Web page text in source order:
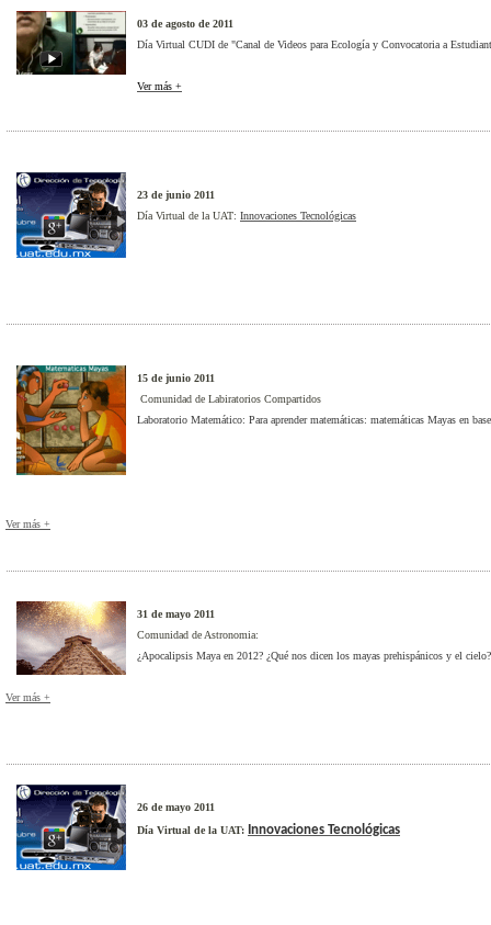
03 de agosto de 2011
Día Virtual CUDI de "Canal de Videos para Ecología y Convocatoria a
Ver más +
23 de junio 2011
Día Virtual de la UAT: Innovaciones Tecnológicas
15 de junio 2011
Comunidad de Labiratorios Compartidos
Laboratorio Matemático: Para aprender matemáticas: matemáticas Mayas en
Ver más +
31 de mayo 2011
Comunidad de Astronomia:
¿Apocalipsis Maya en 2012? ¿Qué nos dicen los mayas prehispánicos y el cielo?
Ver más +
26 de mayo 2011
Día Virtual de la UAT: Innovaciones Tecnológicas